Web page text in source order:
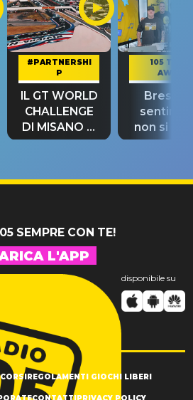
#PARTNERSHI
P
IL GT WORLD
CHALLENGE
DI MISANO si
riconferma
105 TAKE
AWAY
Bresh:
non si
fino alla
SEMPRE CON TE!
L'APP
disponibile su
REGOLAMENTI GIOCHI LIBERI